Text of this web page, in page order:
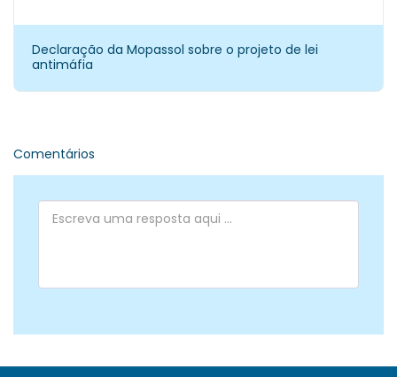
Declaração da Mopassol sobre o projeto de lei
antimáfia
Comentários